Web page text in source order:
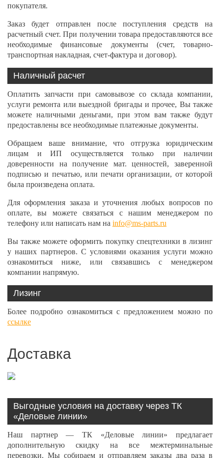
покупателя.
Заказ будет отправлен после поступления средств на
расчетный счет. При получении товара предоставляются все
необходимые финансовые документы (счет, товарно-
транспортная накладная, счет-фактура и договор).
Наличный расчет
Оплатить запчасти при самовывозе со склада компании,
услуги ремонта или выездной бригады и прочее, Вы также
можете наличными деньгами, при этом вам также будут
предоставлены все необходимые платежные документы.
Обращаем ваше внимание, что отгрузка юридическим
лицам и ИП осуществляется только при наличии
доверенности на получение мат. ценностей, заверенной
подписью и печатью, или печати организации, от которой
была произведена оплата.
Для оформления заказа и уточнения любых вопросов по
оплате, вы можете связаться с нашим менеджером по
телефону или написать нам на info@ms-parts.ru
Вы также можете оформить покупку спецтехники в лизинг
у наших партнеров. С условиями оказания услуги можно
ознакомиться ниже, или связавшись с менеджером
компании напрямую.
Лизинг
Более подробно ознакомиться с предложением можно по
ссылке
Доставка
Выгодные условия на доставку через ТК
«Деловые линии»
Наш партнер — ТК «Деловые линии» предлагает
дополнительную скидку на все межтерминальные
перевозки. Мы собираем и отправляем заказы два раза в